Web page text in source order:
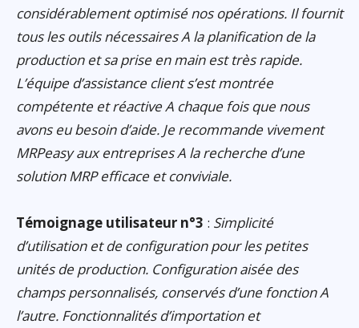
considérablement optimisé nos opérations. Il fournit
tous les outils nécessaires A la planification de la
production et sa prise en main est très rapide.
L’équipe d’assistance client s’est montrée
compétente et réactive A chaque fois que nous
avons eu besoin d’aide. Je recommande vivement
MRPeasy aux entreprises A la recherche d’une
solution MRP efficace et conviviale.
Témoignage utilisateur n°3 : Simplicité
d’utilisation et de configuration pour les petites
unités de production. Configuration aisée des
champs personnalisés, conservés d’une fonction A
l’autre. Fonctionnalités d’importation et